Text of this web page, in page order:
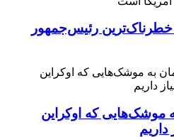
رئیس‌جمهور
موشک‌هایی که اوکراین